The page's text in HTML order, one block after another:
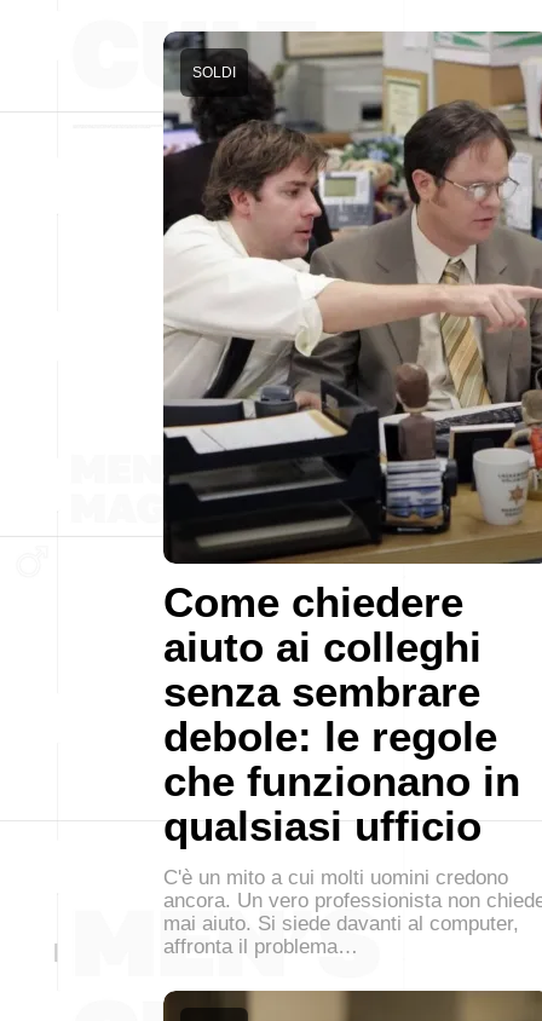
Come chiedere
aiuto ai colleghi
senza sembrare
debole: le regole
che funzionano in
qualsiasi ufficio
SOLDI
C'è un mito a cui molti uomini credono
ancora. Un vero professionista non
mai aiuto. Si siede davanti al computer,
affronta il problema…